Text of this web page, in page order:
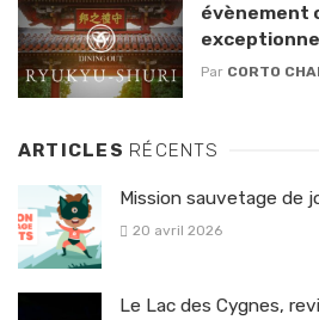
évènement
Par CORTO
ARTICLES RÉCENTS
Mission sauvetage de
20 avril 2026
Le Lac des Cygnes,